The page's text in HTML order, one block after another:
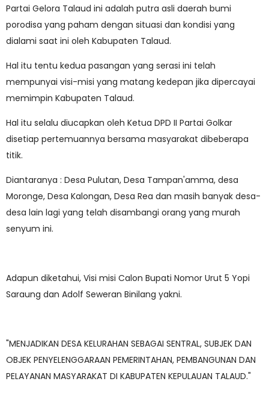
Partai Gelora Talaud ini adalah putra asli daerah bumi
porodisa yang paham dengan situasi dan kondisi yang
dialami saat ini oleh Kabupaten Talaud.
Hal itu tentu kedua pasangan yang serasi ini telah
mempunyai visi-misi yang matang kedepan jika dipercayai
memimpin Kabupaten Talaud.
Hal itu selalu diucapkan oleh Ketua DPD II Partai Golkar
disetiap pertemuannya bersama masyarakat dibeberapa
titik.
Diantaranya : Desa Pulutan, Desa Tampan'amma, desa
Moronge, Desa Kalongan, Desa Rea dan masih banyak desa-
desa lain lagi yang telah disambangi orang yang murah
senyum ini.
Adapun diketahui, Visi misi Calon Bupati Nomor Urut 5 Yopi
Saraung dan Adolf Seweran Binilang yakni.
"MENJADIKAN DESA KELURAHAN SEBAGAI SENTRAL, SUBJEK DAN
OBJEK PENYELENGGARAAN PEMERINTAHAN, PEMBANGUNAN DAN
PELAYANAN MASYARAKAT DI KABUPATEN KEPULAUAN TALAUD."